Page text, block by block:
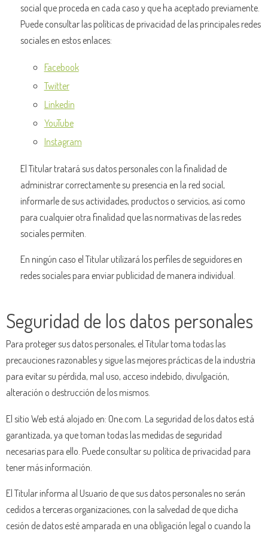
social que proceda en cada caso y que ha aceptado previamente.
Puede consultar las políticas de privacidad de las principales redes
sociales en estos enlaces:
Facebook
Twitter
Linkedin
YouTube
Instagram
El Titular tratará sus datos personales con la finalidad de
administrar correctamente su presencia en la red social,
informarle de sus actividades, productos o servicios, así como
para cualquier otra finalidad que las normativas de las redes
sociales permiten.
En ningún caso el Titular utilizará los perfiles de seguidores en
redes sociales para enviar publicidad de manera individual.
Seguridad de los datos personales
Para proteger sus datos personales, el Titular toma todas las
precauciones razonables y sigue las mejores prácticas de la industria
para evitar su pérdida, mal uso, acceso indebido, divulgación,
alteración o destrucción de los mismos.
El sitio Web está alojado en: One.com. La seguridad de los datos está
garantizada, ya que toman todas las medidas de seguridad
necesarias para ello. Puede consultar su política de privacidad para
tener más información.
El Titular informa al Usuario de que sus datos personales no serán
cedidos a terceras organizaciones, con la salvedad de que dicha
cesión de datos esté amparada en una obligación legal o cuando la